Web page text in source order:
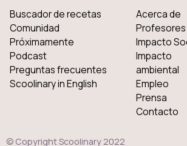
Buscador de recetas
Comunidad
Próximamente
Podcast
Preguntas frecuentes
Scoolinary in English
Acerca de
Profesores
Impacto
Impacto
ambiental
Empleo
Prensa
Contacto
© Copyright Scoolinary 2022